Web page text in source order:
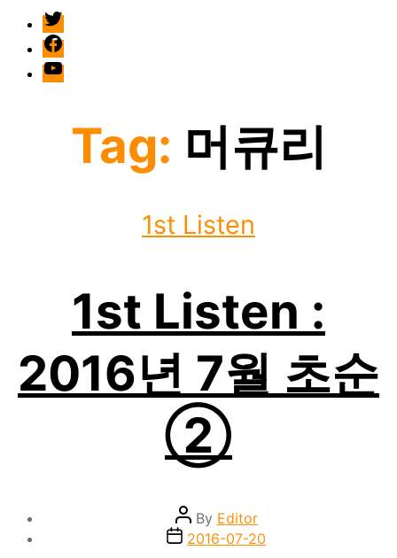
twitter
facebook
Youtube
Tag: 머큐리
Categories
1st Listen
1st Listen :
2016년 7월 초순
②
Post
author
By Editor
Post2016-07-20